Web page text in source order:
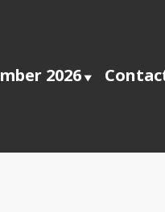
2026